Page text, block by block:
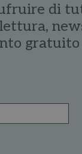
di